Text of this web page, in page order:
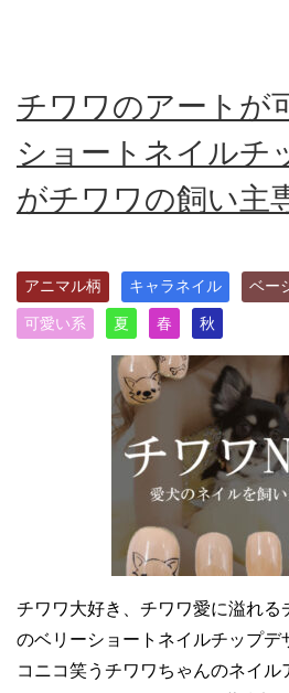
チワワのアートが
ショートネイルチ
がチワワの飼い主
アニマル柄 キャラネイル ベー
可愛い系 夏 春 秋
チワワ大好き、チワワ愛に溢れる
のベリーショートネイルチップ
コニコ笑うチワワちゃんのネイ